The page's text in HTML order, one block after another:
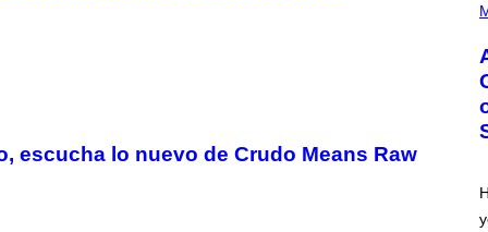
escucha lo nuevo de Crudo Means Raw
H
O
B
Y
M
O
N
A
C